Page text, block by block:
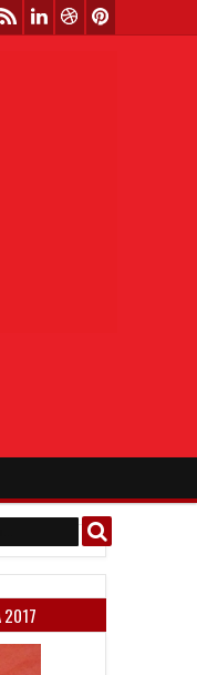
confirmado en la Copa
2017